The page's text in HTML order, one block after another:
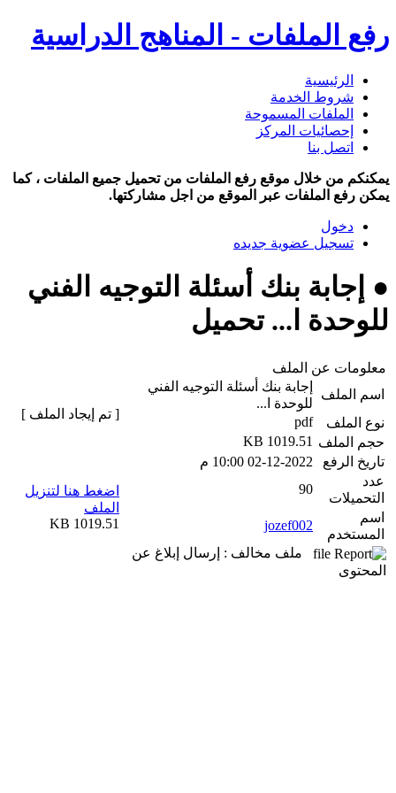
رفع الملفات - المناهج الدراسية
الرئيسية
شروط الخدمة
الملفات المسموحة
إحصائيات المركز
اتصل بنا
يمكنكم من خلال موقع رفع الملفات من تحميل جميع الملفات ، كما
يمكن رفع الملفات عبر الموقع من اجل مشاركتها.
دخول
تسجيل عضوية جديده
● إجابة بنك أسئلة التوجيه الفني
للوحدة ا... تحميل
معلومات عن الملف
اسم الملف
إجابة بنك أسئلة التوجيه الفني
للوحدة ا...
نوع الملف
pdf
حجم الملف 1019.51 KB
تاريخ الرفع
02-12-2022 10:00 م
عدد
التحميلات
90
اسم
المستخدم
jozef002
ملف مخالف : إرسال إبلاغ عن
المحتوى
[ تم إيجاد الملف ]
اضغط هنا لتنزيل
الملف
1019.51 KB